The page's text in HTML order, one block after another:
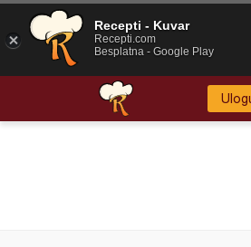
Recepti - Kuvar
Recepti.com
Besplatna - Google Play